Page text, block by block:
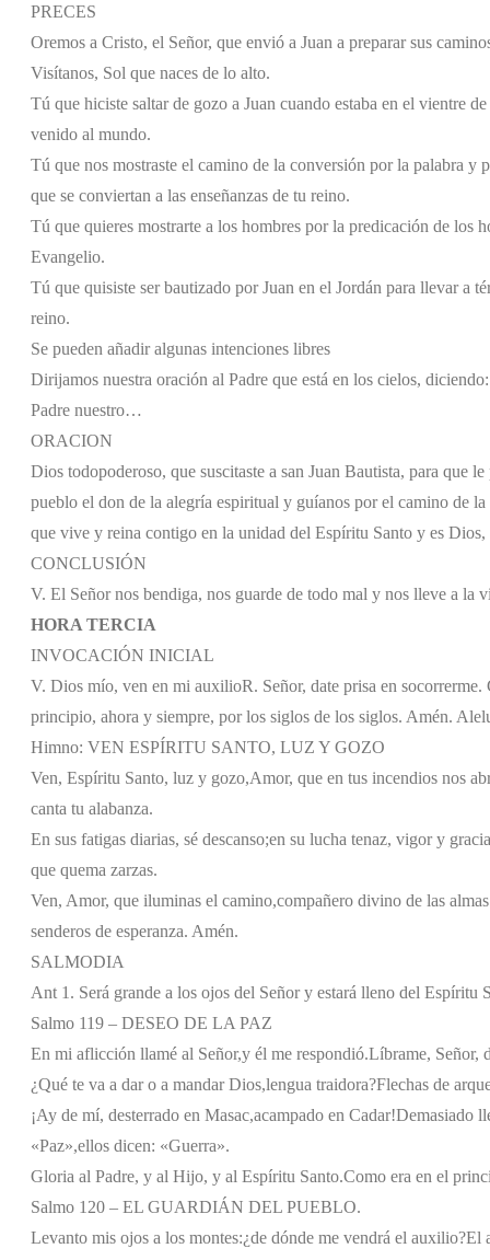
PRECES
Oremos a Cristo, el Señor, que envió a Juan a preparar sus
Visítanos, Sol que naces de lo alto.
Tú que hiciste saltar de gozo a Juan cuando estaba en el vientre
venido al mundo.
Tú que nos mostraste el camino de la conversión por la palabra y
que se conviertan a las enseñanzas de tu reino.
Tú que quieres mostrarte a los hombres por la predicación de los
Evangelio.
Tú que quisiste ser bautizado por Juan en el Jordán para llevar a
reino.
Se pueden añadir algunas intenciones libres
Dirijamos nuestra oración al Padre que está en los cielos, diciendo:
Padre nuestro…
ORACION
Dios todopoderoso, que suscitaste a san Juan Bautista, para que
pueblo el don de la alegría espiritual y guíanos por el camino de
que vive y reina contigo en la unidad del Espíritu Santo y es
CONCLUSIÓN
V. El Señor nos bendiga, nos guarde de todo mal y nos lleve a la
HORA TERCIA
INVOCACIÓN INICIAL
V. Dios mío, ven en mi auxilioR. Señor, date prisa en
principio, ahora y siempre, por los siglos de los siglos. Amén.
Himno: VEN ESPÍRITU SANTO, LUZ Y GOZO
Ven, Espíritu Santo, luz y gozo,Amor, que en tus incendios nos
canta tu alabanza.
En sus fatigas diarias, sé descanso;en su lucha tenaz, vigor y
que quema zarzas.
Ven, Amor, que iluminas el camino,compañero divino de las
senderos de esperanza. Amén.
SALMODIA
Ant 1. Será grande a los ojos del Señor y estará lleno del Espíritu
Salmo 119 – DESEO DE LA PAZ
En mi aflicción llamé al Señor,y él me respondió.Líbrame, Señor,
¿Qué te va a dar o a mandar Dios,lengua traidora?Flechas de
¡Ay de mí, desterrado en Masac,acampado en Cadar!Demasiado
«Paz»,ellos dicen: «Guerra».
Gloria al Padre, y al Hijo, y al Espíritu Santo.Como era en el
Salmo 120 – EL GUARDIÁN DEL PUEBLO.
Levanto mis ojos a los montes:¿de dónde me vendrá el auxilio?El